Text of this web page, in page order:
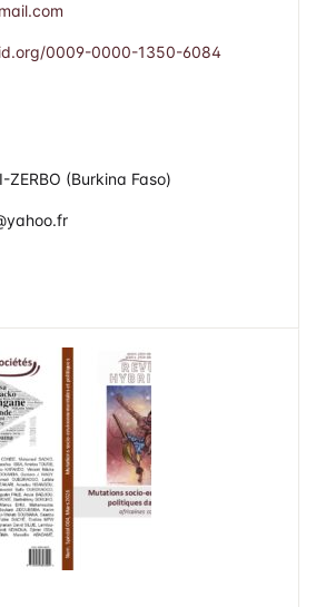
0009-0000-1350-6084
ZERBO (Burkina Faso)